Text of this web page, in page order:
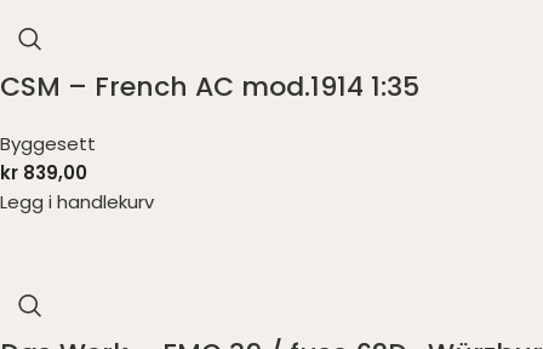
CSM – French AC mod.1914 1:35
Byggesett
kr 839,00
Legg i handlekurv